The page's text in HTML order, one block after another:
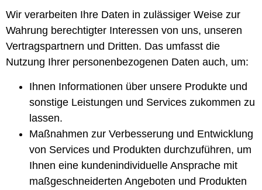
Wir verarbeiten Ihre Daten in zulässiger Weise zur
Wahrung berechtigter Interessen von uns, unseren
Vertragspartnern und Dritten. Das umfasst die
Nutzung Ihrer personenbezogenen Daten auch, um:
Ihnen Informationen über unsere Produkte und
sonstige Leistungen und Services zukommen zu
lassen.
Maßnahmen zur Verbesserung und Entwicklung
von Services und Produkten durchzuführen, um
Ihnen eine kundenindividuelle Ansprache mit
maßgeschneiderten Angeboten und Produkten